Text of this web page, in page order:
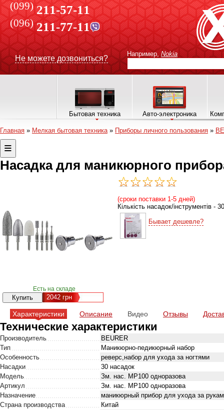
(099) 211-57-11
(096)211-77-11
Не можете дозвониться?
Например, Nokia
Бытовая техника Авто-электроника
Главная » Мелкая бытовая техника» Приборы личного пользования »
Насадка для маникюрного
Есть на складе
2042 грн
(сроки поставки 1-5 дней)
Кількість насадок/інструментів
Бывает дешевле?
Характеристики Описание Видео Отзывы
Технические характеристики
Производитель
BEURER
Тип
Маникюрно-педикюрный набор
Особенность
реверс,набор для ухода за ногтями
Насадки
30 насадок
Модель
Зм. нас. MP100 одноразова
Артикул
Зм. нас. MP100 одноразова
Назначение
маникюрный прибор для ухода за
Страна производства
Китай